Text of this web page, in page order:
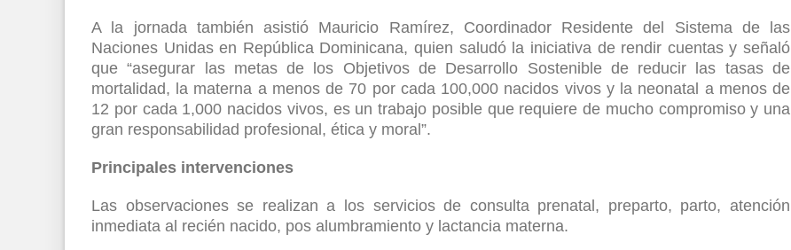
A la jornada también asistió Mauricio Ramírez, Coordinador Residente del Sistema de las
Naciones Unidas en República Dominicana, quien saludó la iniciativa de rendir cuentas y señaló
que “asegurar las metas de los Objetivos de Desarrollo Sostenible de reducir las tasas de
mortalidad, la materna a menos de 70 por cada 100,000 nacidos vivos y la neonatal a menos de
12 por cada 1,000 nacidos vivos, es un trabajo posible que requiere de mucho compromiso y una
gran responsabilidad profesional, ética y moral”.
Principales intervenciones
Las observaciones se realizan a los servicios de consulta prenatal, preparto, parto, atención
inmediata al recién nacido, pos alumbramiento y lactancia materna.